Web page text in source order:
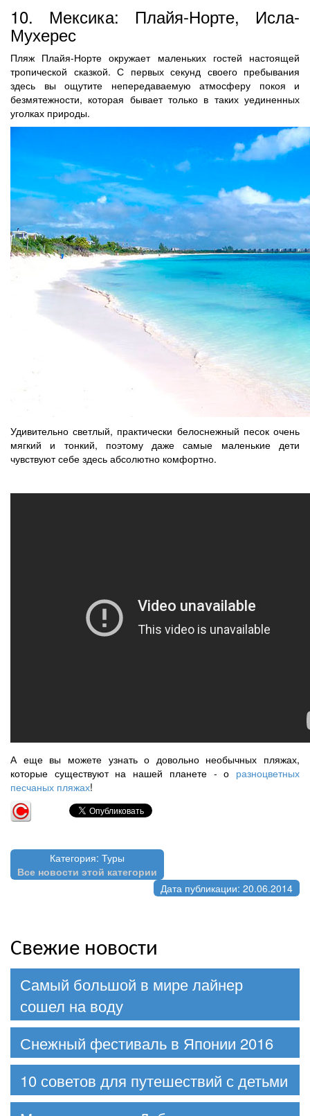
10. Мексика: Плайя-Норте, Исла-
Мухерес
Пляж Плайя-Норте окружает маленьких гостей настоящей
тропической сказкой. С первых секунд своего пребывания
здесь вы ощутите непередаваемую атмосферу покоя и
безмятежности, которая бывает только в таких уединенных
уголках природы.
Удивительно светлый, практически белоснежный песок очень
мягкий и тонкий, поэтому даже самые маленькие дети
чувствуют себе здесь абсолютно комфортно.
А еще вы можете узнать о довольно необычных пляжах,
которые существуют на нашей планете - о разноцветных
песчаных пляжах!
Категория: Туры
Все новости этой категории
Дата публикации: 20.06.2014
Свежие новости
Самый большой в мире лайнер
сошел на воду
Снежный фестиваль в Японии 2016
10 советов для путешествий с детьми